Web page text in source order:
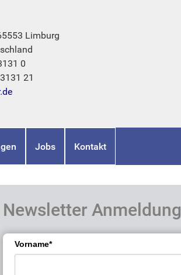
Limburg
0
21
Jobs Kontakt
Newsletter Anmeldung
Vorname*